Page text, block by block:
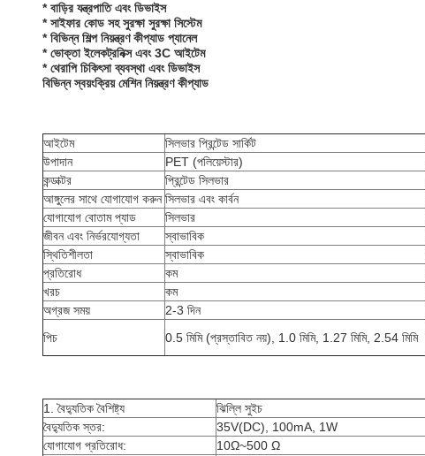
* বাড়ির যন্ত্রপাতি এবং ডিভাইস
* সাইফার কোড সহ সুরক্ষা সুরক্ষা সিস্টেম
* বিভিন্ন শিল্প নিয়ন্ত্রণ কীপ্যাড প্যানেল
* ভোক্তা ইলেকট্রনিক্স এবং 3C আইটেম
* থেরাপি চিকিৎসা ব্যবস্থা এবং ডিভাইস
বিভিন্ন স্বয়ংক্রিয় মেশিন নিয়ন্ত্রণ কীপ্যাড
আইটেম সিলভার প্রিন্টেড সার্কিট
উপাদান
PET (পলিয়েস্টার)
কন্ডাক্টর
প্রিন্টেড সিলভার
আঙ্গুলের সাথে যোগাযোগ করুন সিলভার এবং কার্বন
যোগাযোগ বোতাম প্যাড
সিলভার
জীবন এবং নির্ভরযোগ্যতা
স্বাভাবিক
স্থিতিশীলতা
স্বাভাবিক
প্রতিরোধ
কম
খরচ
কম
অগ্রজ সময়
2-3 দিন
পিচ
0.5 মিমি (প্রস্তাবিত নয়), 1.0 মিমি, 1.27 মিমি, 2.54 মিমি
1. বৈদ্যুতিক বৈশিষ্ট্য
ঝিল্লি সুইচ
বৈদ্যুতিক স্তর:
35V(DC), 100mA, 1W
যোগাযোগ প্রতিরোধ:
10Ω~500 Ω